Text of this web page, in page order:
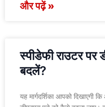
और पढ़ें »
स्पीडेफी राउटर पर
बदलें?
यह मार्गदर्शिका आपको दिखाएगी